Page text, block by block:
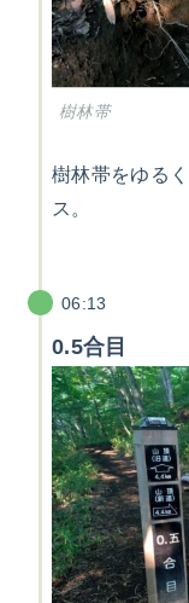
樹林帯
樹林帯をゆる
ス。
06:13
0.5合目